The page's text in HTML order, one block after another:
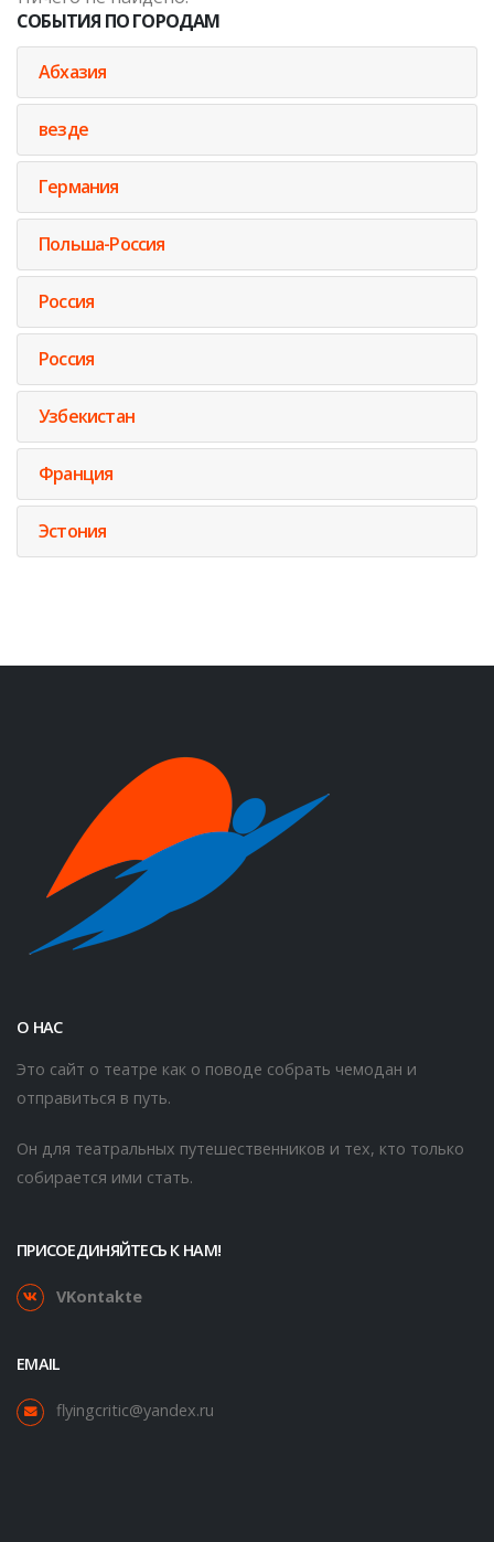
СОБЫТИЯ ПО ГОРОДАМ
Абхазия
везде
Германия
Польша-Россия
Россия
Россия
Узбекистан
Франция
Эстония
О НАС
Это сайт о театре как о поводе собрать чемодан и
отправиться в путь.
Он для театральных путешественников и тех, кто только
собирается ими стать.
ПРИСОЕДИНЯЙТЕСЬ К НАМ!
VKontakte
EMAIL
flyingcritic@yandex.ru